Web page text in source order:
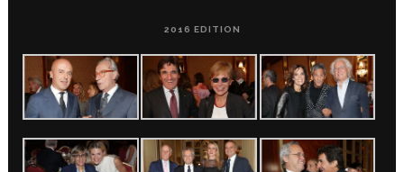
2016 EDITION